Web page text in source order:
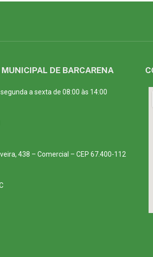
DE BARCARENA
a sexta de 08:00 às 14:00
438 – Comercial – CEP 67.400-112